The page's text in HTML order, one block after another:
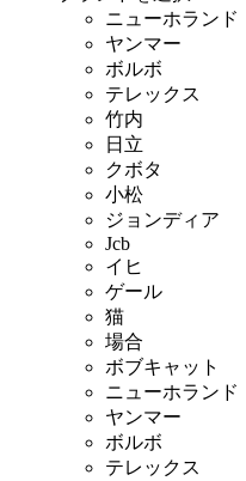
ニューホランド
ヤンマー
ボルボ
テレックス
竹内
日立
クボタ
小松
ジョンディア
Jcb
イヒ
ゲール
猫
場合
ボブキャット
ニューホランド
ヤンマー
ボルボ
テレックス